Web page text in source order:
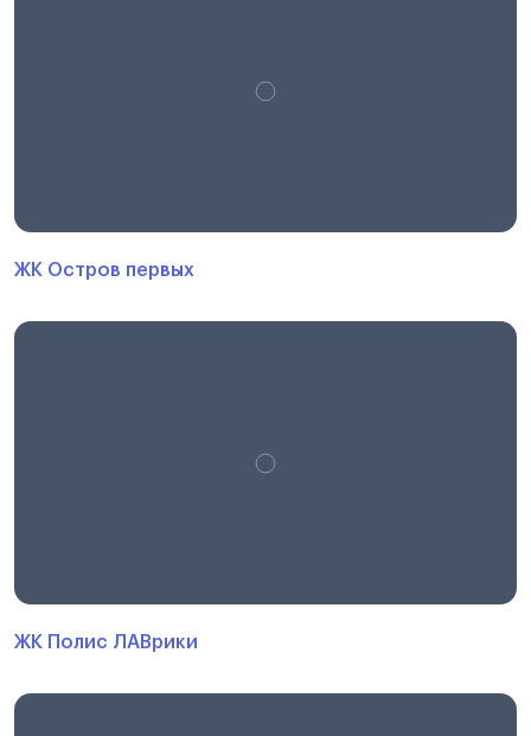
ЖК Остров первых
ЖК Полис ЛАВрики